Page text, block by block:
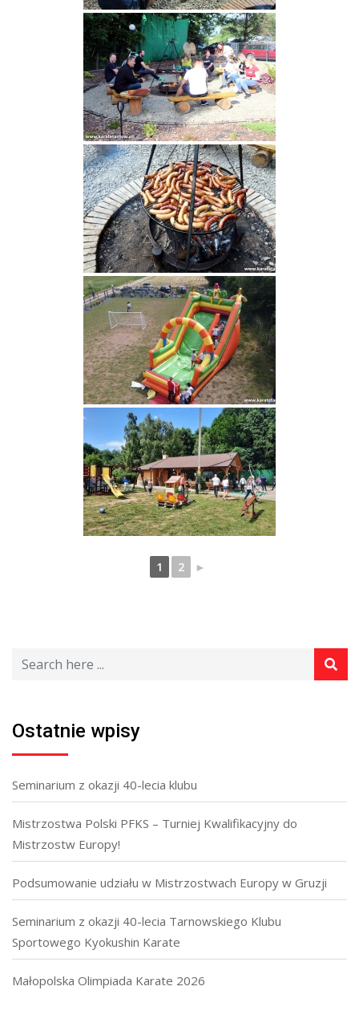
1 2 ►
Ostatnie wpisy
Seminarium z okazji 40-lecia klubu
Mistrzostwa Polski PFKS – Turniej Kwalifikacyjny do
Mistrzostw Europy!
Podsumowanie udziału w Mistrzostwach Europy w Gruzji
Seminarium z okazji 40-lecia Tarnowskiego Klubu
Sportowego Kyokushin Karate
Małopolska Olimpiada Karate 2026